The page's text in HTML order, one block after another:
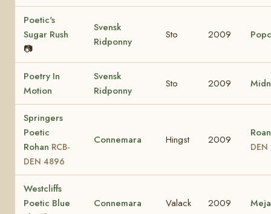
Poetic's
Sugar Rush
📷
Svensk
Ridponny
Sto 2009
Poetry In
Motion
Svensk
Ridponny
Sto 2009
Springers
Poetic
Rohan RCB-
DEN 4896
Connemara Hingst 2009
Westcliffs
Poetic Blue
Connemara Valack 2009